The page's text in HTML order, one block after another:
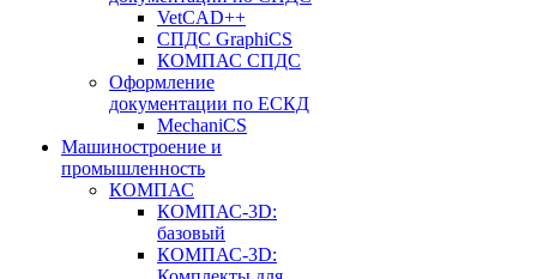
VetCAD++
СПДС GraphiCS
КОМПАС СПДС
Оформление
документации по ЕСКД
MechaniCS
Машиностроение и
промышленность
КОМПАС
КОМПАС-3D:
базовый
КОМПАС-3D: